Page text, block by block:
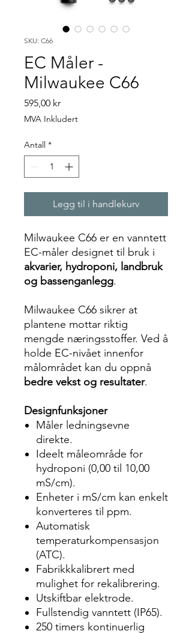
SKU: C66
EC Måler -
Milwaukee C66
595,00 krPris
MVA Inkludert
Antall *
Legg til i handlekurv
Milwaukee C66 er en vanntett
EC-måler designet til bruk i
akvarier, hydroponi, landbruk
og bassenganlegg.
Milwaukee C66 sikrer at
plantene mottar riktig
mengde næringsstoffer. Ved å
holde EC-nivået innenfor
målområdet kan du oppnå
bedre vekst og resultater.
Designfunksjoner
Måler ledningsevne
direkte.
Ideelt måleområde for
hydroponi (0,00 til 10,00
mS/cm).
Enheter i mS/cm kan enkelt
konverteres til ppm.
Automatisk
temperaturkompensasjon
(ATC).
Fabrikkkalibrert med
mulighet for rekalibrering.
Utskiftbar elektrode.
Fullstendig vanntett (IP65).
250 timers kontinuerlig